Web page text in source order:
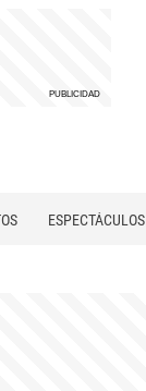
ESPECTÁCULOS